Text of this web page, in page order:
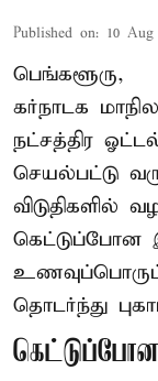
Published on: 10 Aug
பெங்களூரு,
கர்நாடக
நட்சத்திர
செயல்பட்டு
விடுதிகளில்
கெட்டுப்போன
தொடர்ந்து